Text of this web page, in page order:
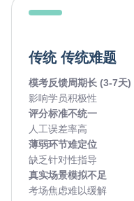
传统 传统难题
模考反馈周期长 (3-7天)
影响学员积极性
评分标准不统一
人工误差率高
薄弱环节难定位
缺乏针对性指导
真实场景模拟不足
考场焦虑难以缓解